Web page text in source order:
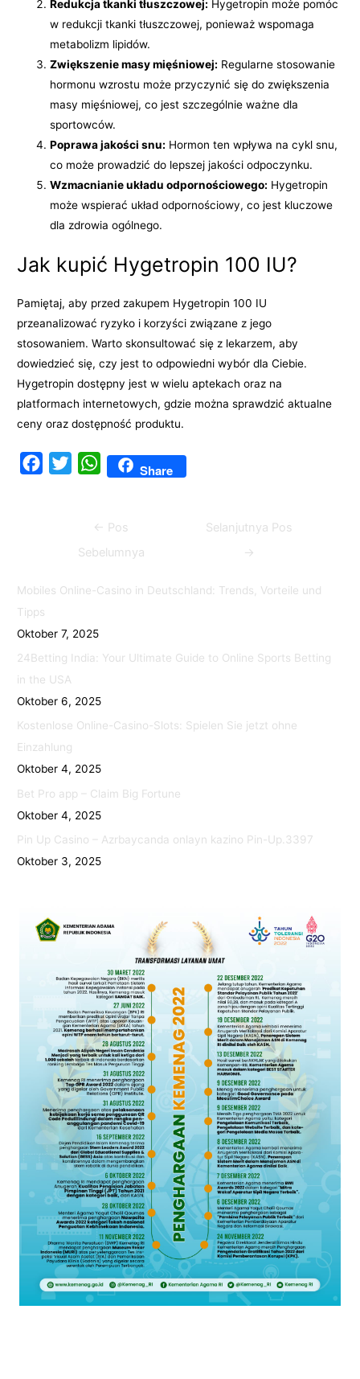
Redukcja tkanki tłuszczowej: Hygetropin może pomóc
w redukcji tkanki tłuszczowej, ponieważ wspomaga
metabolizm lipidów.
Zwiększenie masy mięśniowej: Regularne stosowanie
hormonu wzrostu może przyczynić się do zwiększenia
masy mięśniowej, co jest szczególnie ważne dla
sportowców.
Poprawa jakości snu: Hormon ten wpływa na cykl snu,
co może prowadzić do lepszej jakości odpoczynku.
Wzmacnianie układu odpornościowego: Hygetropin
może wspierać układ odpornościowy, co jest kluczowe
dla zdrowia ogólnego.
Jak kupić Hygetropin 100 IU?
Pamiętaj, aby przed zakupem Hygetropin 100 IU
przeanalizować ryzyko i korzyści związane z jego
stosowaniem. Warto skonsultować się z lekarzem, aby
dowiedzieć się, czy jest to odpowiedni wybór dla Ciebie.
Hygetropin dostępny jest w wielu aptekach oraz na
platformach internetowych, gdzie można sprawdzić aktualne
ceny oraz dostępność produktu.
o
k
r
t
s
p
Share
Navigasi
← Pos
Sebelumnya
Selanjutnya Pos
→
Mobiles Online-Casino in Deutschland: Trends, Vorteile und
Tipps
Oktober 7, 2025
24Betting India: Your Ultimate Guide to Online Sports Betting
in the USA
Oktober 6, 2025
Kostenlose Online-Casino-Slots: Spielen Sie jetzt ohne
Einzahlung
Oktober 4, 2025
Bet Pro app – Claim Big Fortune
Oktober 4, 2025
Pin Up Casino – Azrbaycanda onlayn kazino Pin-Up.3397
Oktober 3, 2025